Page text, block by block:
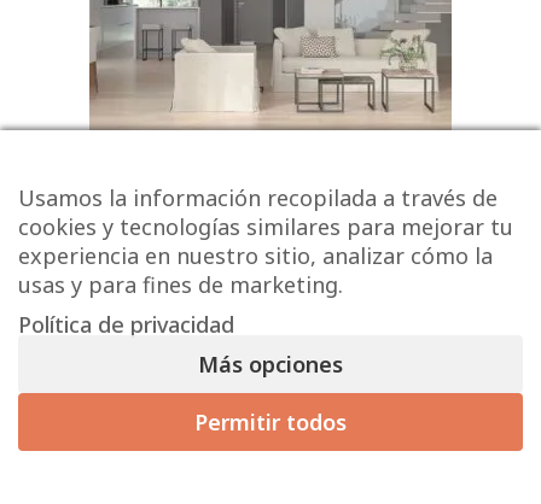
Palet 58 m 2– KELN NATURAL
23×120
11,27 € / m² (sin IVA)
/ m2
Usamos la información recopilada a través de
cookies y tecnologías similares para mejorar tu
experiencia en nuestro sitio, analizar cómo la
usas y para fines de marketing.
Política de privacidad
Más opciones
Permitir todos